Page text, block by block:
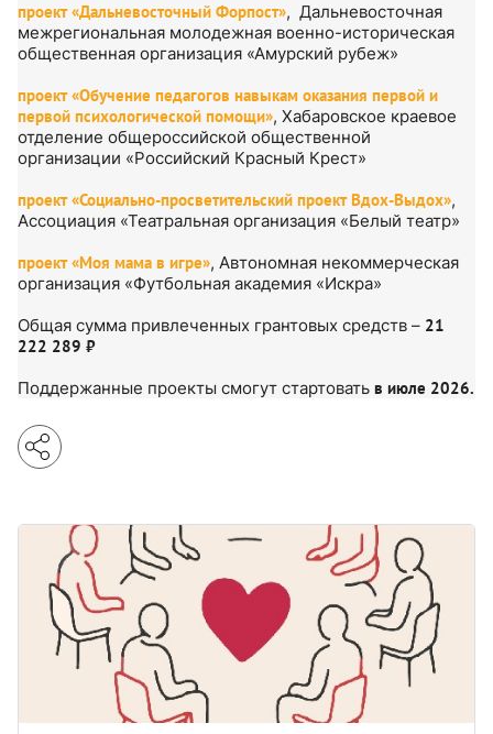
проект «Дальневосточный Форпост», Дальневосточная
межрегиональная молодежная военно-историческая
общественная организация «Амурский рубеж»
проект «Обучение педагогов навыкам оказания первой и
первой психологической помощи», Хабаровское краевое
отделение общероссийской общественной
организации «Российский Красный Крест»
проект «Социально-просветительский проект Вдох-Выдох»,
Ассоциация «Театральная организация «Белый театр»
проект «Моя мама в игре», Автономная некоммерческая
организация «Футбольная академия «Искра»
Общая сумма привлеченных грантовых средств – 21
222 289 ₽
Поддержанные проекты смогут стартовать в июле 2026.